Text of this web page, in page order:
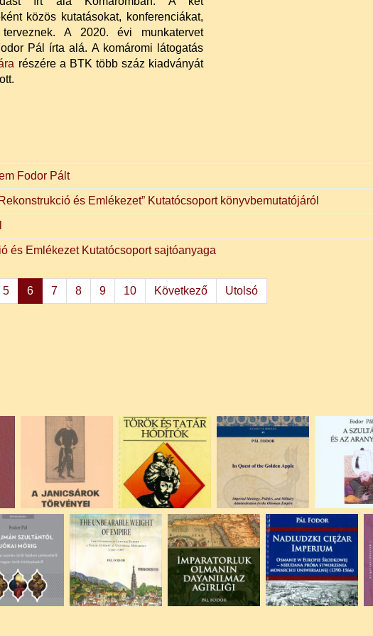
közös kutatásokat, konferenciákat,
terveznek. A 2020. évi munkatervet
Pál írta alá. A komáromi látogatás
részére a BTK több száz kiadványát
Fodor Pált
és Emlékezet” Kutatócsoport könyvbemutatójáról
és Emlékezet Kutatócsoport sajtóanyaga
5 6 7 8 9 10 Következő Utolsó